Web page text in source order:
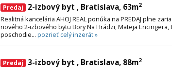
Predaj 2-izbový byt , Bratislava, 63m2
Realitná kancelária AHOJ REAL ponúka na PREDAJ plne
nového 2-izbového bytu Bory Na Hrádzi, Mateja Encingera,
poschodie... pozrieť celý inzerát »
Predaj 3-izbový byt , Bratislava, 88m2